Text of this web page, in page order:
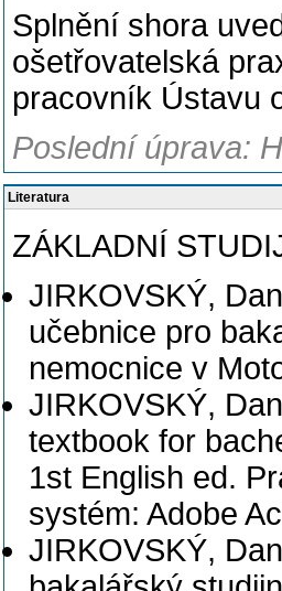
Splnění shora
ošetřovatelská
pracovník Ústavu
Poslední úprava:
Literatura
ZÁKLADNÍ
JIRKOVSKÝ,
učebnice pro
nemocnice v
JIRKOVSKÝ,
textbook for
1st English ed.
systém: Adobe
JIRKOVSKÝ,